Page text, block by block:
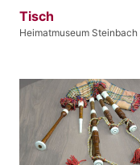
Tisch
Heimatmuseum Steinbach